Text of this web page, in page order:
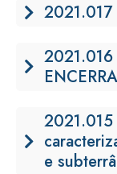
2021.015
e